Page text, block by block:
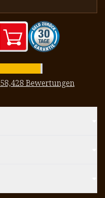
58,428 Bewertungen